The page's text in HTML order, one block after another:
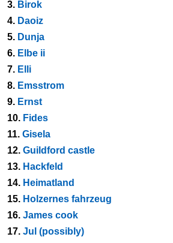
3. Birok
4. Daoiz
5. Dunja
6. Elbe ii
7. Elli
8. Emsstrom
9. Ernst
10. Fides
11. Gisela
12. Guildford castle
13. Hackfeld
14. Heimatland
15. Holzernes fahrzeug
16. James cook
17. Jul (possibly)